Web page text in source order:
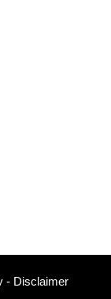
- Disclaimer